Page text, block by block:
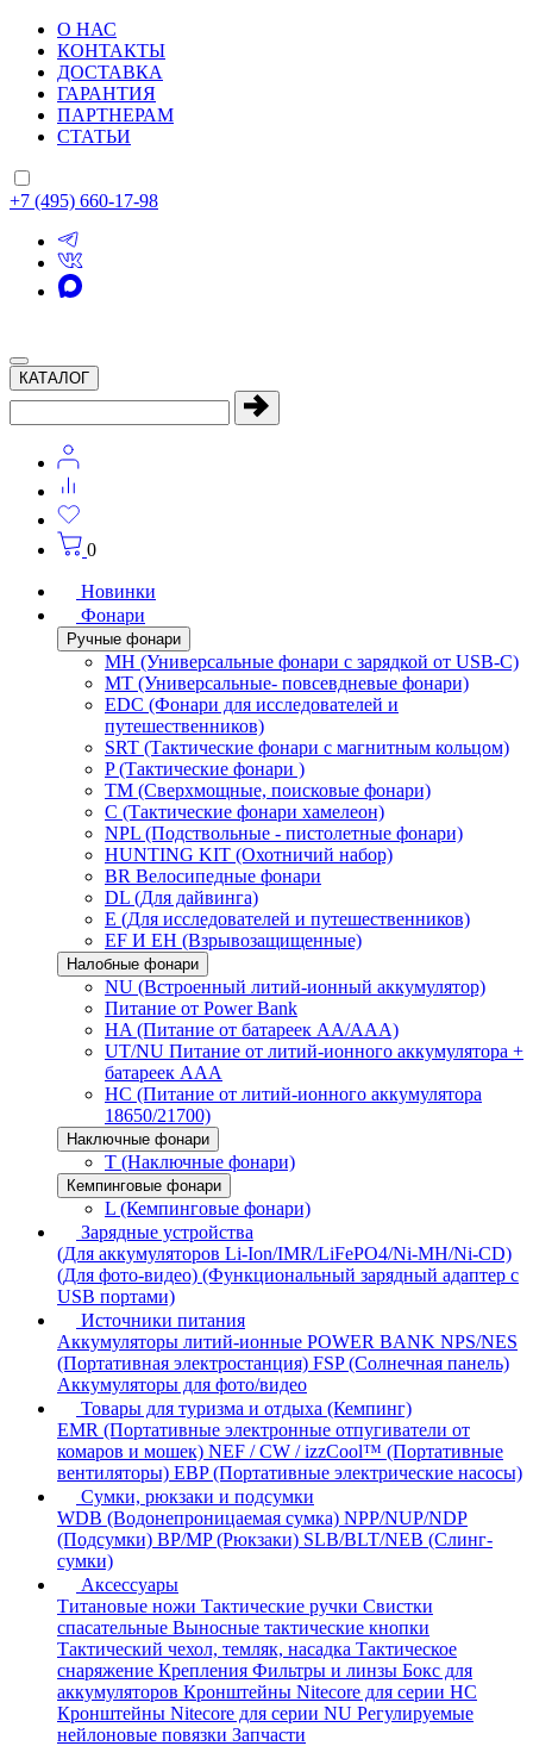
О НАС
КОНТАКТЫ
ДОСТАВКА
ГАРАНТИЯ
ПАРТНЕРАМ
СТАТЬИ
+7 (495) 660-17-98
КАТАЛОГ
0
Новинки
Фонари
Ручные фонари
MH (Универсальные фонари с зарядкой от USB-C)
MT (Универсальные- повсевдневые фонари)
EDC (Фонари для исследователей и
путешественников)
SRT (Тактические фонари с магнитным кольцом)
P (Тактические фонари )
TM (Сверхмощные, поисковые фонари)
C (Тактические фонари хамелеон)
NPL (Подствольные - пистолетные фонари)
HUNTING KIT (Охотничий набор)
BR Велосипедные фонари
DL (Для дайвинга)
E (Для исследователей и путешественников)
EF И EH (Взрывозащищенные)
Налобные фонари
NU (Встроенный литий-ионный аккумулятор)
Питание от Power Bank
HA (Питание от батареек AA/AAA)
UT/NU Питание от литий-ионного аккумулятора +
батареек AAA
HC (Питание от литий-ионного аккумулятора
18650/21700)
Наключные фонари
T (Наключные фонари)
Кемпинговые фонари
L (Кемпинговые фонари)
Зарядные устройства
(Для аккумуляторов Li-Ion/IMR/LiFePO4/Ni-MH/Ni-CD)
(Для фото-видео) (Функциональный зарядный адаптер с
USB портами)
Источники питания
Аккумуляторы литий-ионные POWER BANK NPS/NES
(Портативная электростанция) FSP (Солнечная панель)
Аккумуляторы для фото/видео
Товары для туризма и отдыха (Кемпинг)
EMR (Портативные электронные отпугиватели от
комаров и мошек) NEF / CW / izzCool™ (Портативные
вентиляторы) EBP (Портативные электрические насосы)
Сумки, рюкзаки и подсумки
WDB (Водонепроницаемая сумка) NPP/NUP/NDP
(Подсумки) BP/MP (Рюкзаки) SLB/BLT/NEB (Слинг-
сумки)
Аксессуары
Титановые ножи Тактические ручки Свистки
спасательные Выносные тактические кнопки
Тактический чехол, темляк, насадка Тактическое
снаряжение Крепления Фильтры и линзы Бокс для
аккумуляторов Кронштейны Nitecore для серии HС
Кронштейны Nitecore для серии NU Регулируемые
нейлоновые повязки Запчасти